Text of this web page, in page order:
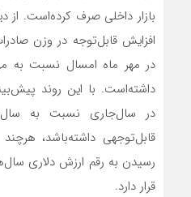
بازار داخلی صرف کرده‌است. از
افزایش قابل‌توجه در وزن
داشته‌است. با این روند
قابل‌توجهی داشته‌باشد،
رسیدن به رقم ارزش دلاری
قرار دارد.